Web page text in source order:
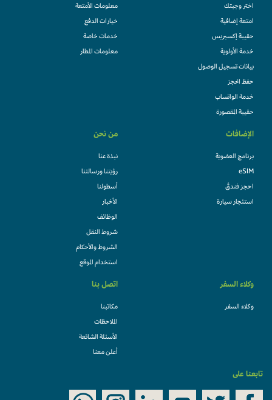
اختر وجبتك
امتعة إضافية
حقيبة إكسبريس
خدمة الأولوية
بيانات تسجيل الوصول
حفظ الحجز
خدمة الواتساب
حقيبة المقصورة
معلومات الأمتعة
خيارات الدفع
خدمات خاصة
معلومات المطار
الإضافات
برنامج العضوية
eSIM
احجز فندقً
استئجار سيارة
من نحن
نبذة عنا
رؤيتنا ورسالتنا
أسطولنا
الأخبار
الوظائف
شروط النقل
الشروط والأحكام
استخدام الموقع
وكلاء السفر
وكلاء السفر
اتصل بنا
مكاتبنا
الملاحظات
الأسئلة الشائعة
أعلن معنا
تابعنا على